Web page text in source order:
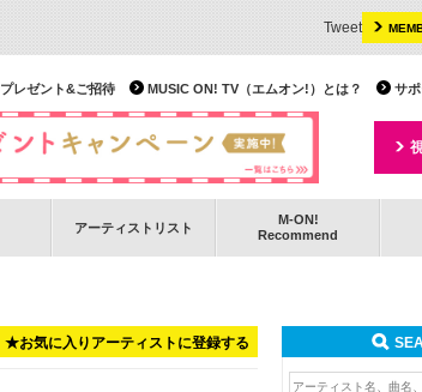
Tweet
サポ
MUSIC ON! TV（エムオン!）とは？
プレゼント&ご招待
アーティストリスト
M-ON!
Recommend
★お気に入りアーティストに登録する